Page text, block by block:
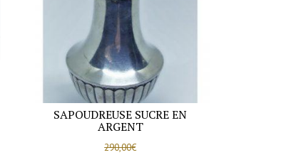
SAPOUDREUSE SUCRE EN
ARGENT
290,00€